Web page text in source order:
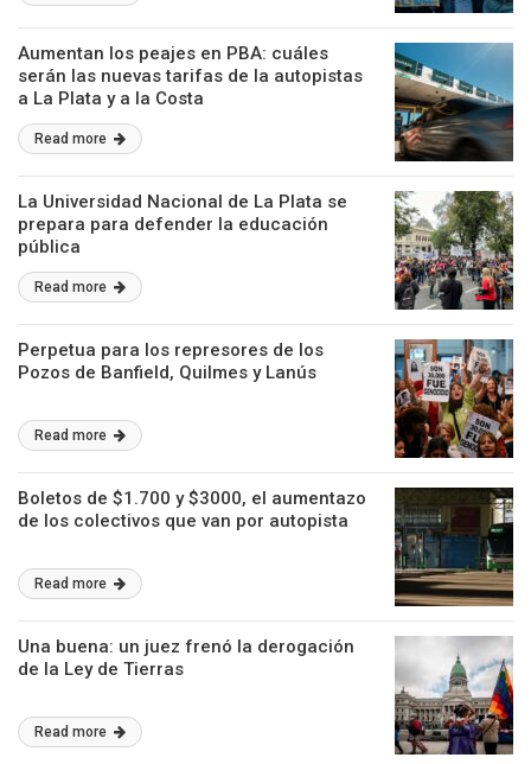
Aumentan los peajes en PBA: cuáles
serán las nuevas tarifas de la autopistas
a La Plata y a la Costa
Read more
La Universidad Nacional de La Plata se
prepara para defender la educación
pública
Read more
Perpetua para los represores de los
Pozos de Banfield, Quilmes y Lanús
Read more
Boletos de $1.700 y $3000, el aumentazo
de los colectivos que van por autopista
Read more
Una buena: un juez frenó la derogación
de la Ley de Tierras
Read more